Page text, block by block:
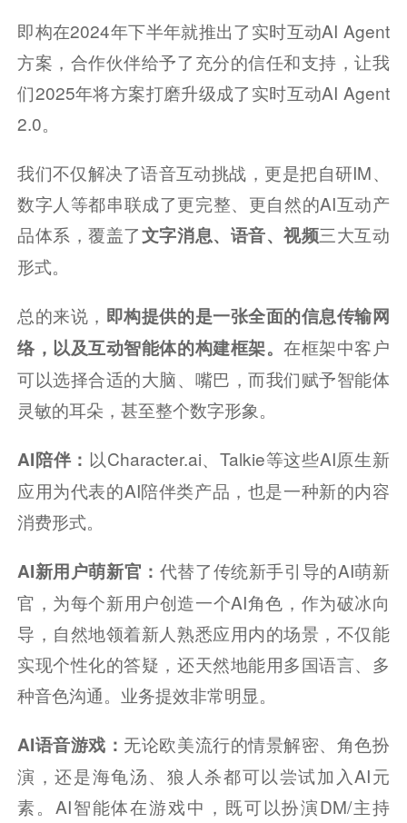
即构在2024年下半年就推出了实时互动AI Agent
方案，合作伙伴给予了充分的信任和支持，让我
们2025年将方案打磨升级成了实时互动AI Agent
2.0。
我们不仅解决了语音互动挑战，更是把自研IM、
数字人等都串联成了更完整、更自然的AI互动产
品体系，覆盖了文字消息、语音、视频三大互动
形式。
总的来说， 即构提供的是一张全面的信息传输网
络，以及互动智能体的构建框架。在框架中客户
可以选择合适的大脑、嘴巴，而我们赋予智能体
灵敏的耳朵，甚至整个数字形象。
AI陪伴： 以Character.ai、Talkie等这些AI原生新
应用为代表的AI陪伴类产品，也是一种新的内容
消费形式。
AI新用户萌新官： 代替了传统新手引导的AI萌新
官，为每个新用户创造一个AI角色，作为破冰向
导，自然地领着新人熟悉应用内的场景，不仅能
实现个性化的答疑，还天然地能用多国语言、多
种音色沟通。业务提效非常明显。
AI语音游戏： 无论欧美流行的情景解密、角色扮
演，还是海龟汤、狼人杀都可以尝试加入AI元
素。AI智能体在游戏中，既可以扮演DM/主持